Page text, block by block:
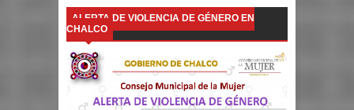
ALERTA DE VIOLENCIA DE GÉNERO EN
CHALCO